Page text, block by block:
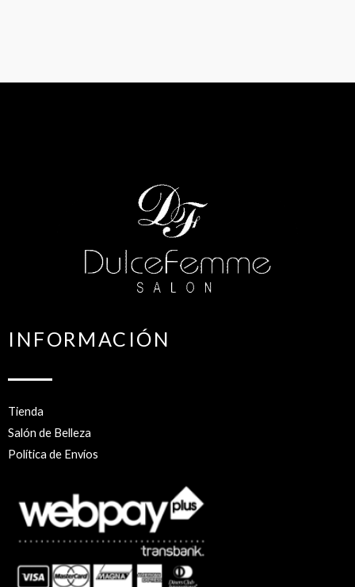
INFORMACIÓN
Tienda
Salón de Belleza
Política de Envíos